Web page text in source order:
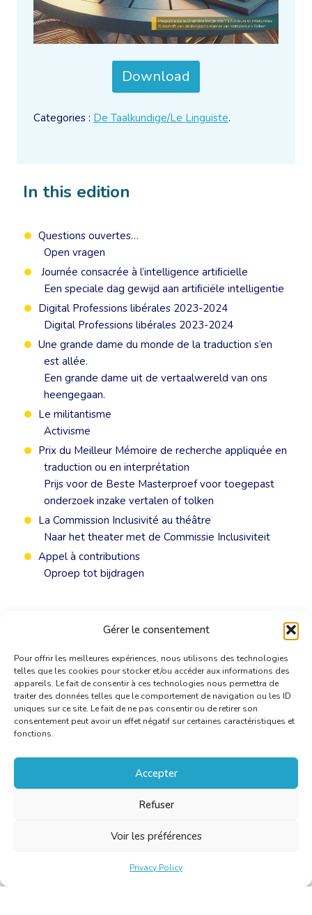
Gérer le consentement
Pour offrir les meilleures expériences, nous utilisons des technologies
telles que les cookies pour stocker et/ou accéder aux informations des
appareils. Le fait de consentir à ces technologies nous permettra de
traiter des données telles que le comportement de navigation ou les ID
uniques sur ce site. Le fait de ne pas consentir ou de retirer son
consentement peut avoir un effet négatif sur certaines caractéristiques et
fonctions.
Accepter
Refuser
Voir les préférences
Privacy Policy
In this edition
Questions ouvertes…
Open vragen
Journée consacrée à l’intelligence artiﬁcielle
Een speciale dag gewijd aan artiﬁciële intelligentie
Digital Professions libérales 2023-2024
Digital Professions libérales 2023-2024
Une grande dame du monde de la traduction s’en
est allée.
Een grande dame uit de vertaalwereld van ons
heengegaan.
Le militantisme
Activisme
Prix du Meilleur Mémoire de recherche appliquée en
traduction ou en interprétation
Prijs voor de Beste Masterproef voor toegepast
onderzoek inzake vertalen of tolken
La Commission Inclusivité au théâtre
Naar het theater met de Commissie Inclusiviteit
Appel à contributions
Oproep tot bijdragen
Download
Categories : De Taalkundige/Le Linguiste.